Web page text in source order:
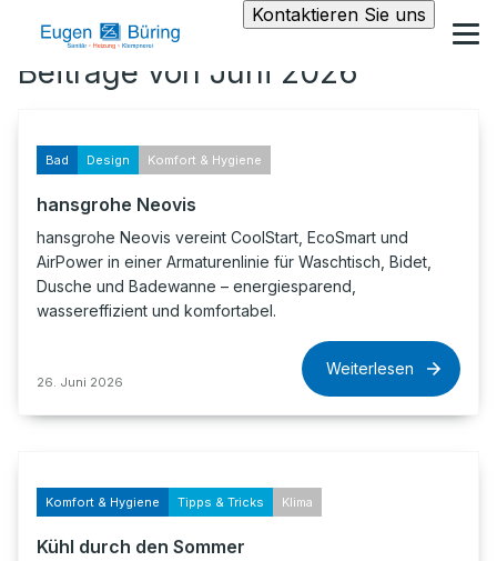
Kontaktieren Sie uns
Beiträge von Juni 2026
Bad Design Komfort & Hygiene
hansgrohe Neovis
hansgrohe Neovis vereint CoolStart, EcoSmart und
AirPower in einer Armaturenlinie für Waschtisch, Bidet,
Dusche und Badewanne – energiesparend,
wassereffizient und komfortabel.
26. Juni 2026
Weiterlesen
Komfort & Hygiene Tipps & Tricks Klima
Kühl durch den Sommer